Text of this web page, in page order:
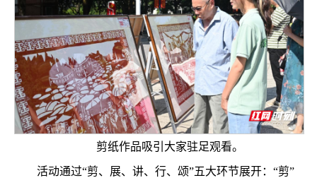
剪纸作品吸引大家驻足观看。
活动通过“剪、展、讲、行、颂”五大环节展开：“剪”